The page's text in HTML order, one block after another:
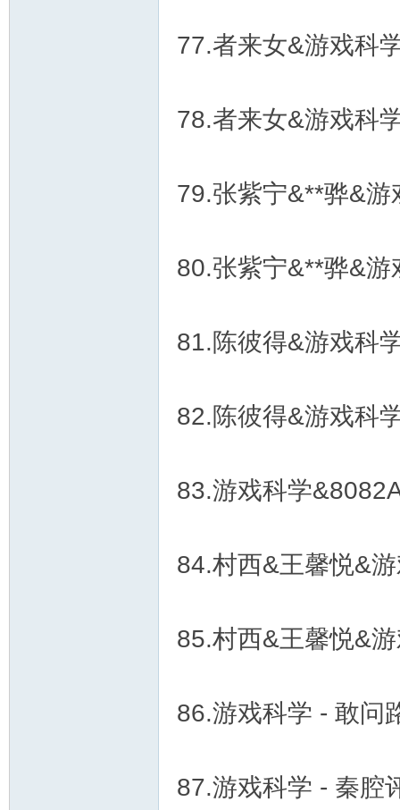
77.者来女&游戏科
78.者来女&游戏科
79.张紫宁&**骅&
80.张紫宁&**骅&
81.陈彼得&游戏科
82.陈彼得&游戏科
83.游戏科学
84.村西&王馨悦&
85.村西&王馨悦&
86.游戏科学 - 敢问
87.游戏科学 - 秦腔